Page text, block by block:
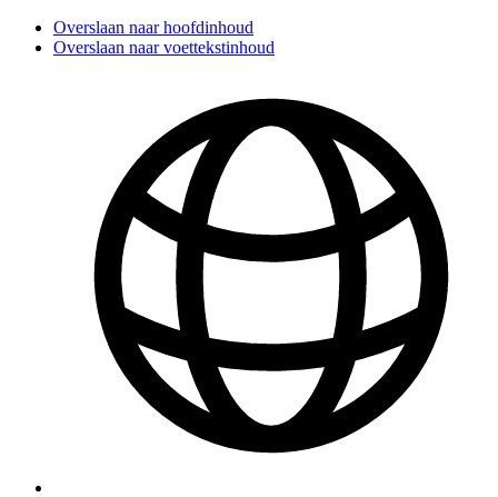
Overslaan naar hoofdinhoud
Overslaan naar voettekstinhoud